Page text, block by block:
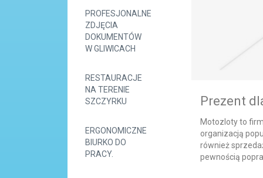
PROFESJONALNE
ZDJĘCIA
DOKUMENTÓW
W GLIWICACH
RESTAURACJE
NA TERENIE
SZCZYRKU
ERGONOMICZNE
BIURKO DO
PRACY.
Prezent
Motozloty to
organizacją
również
pewnością